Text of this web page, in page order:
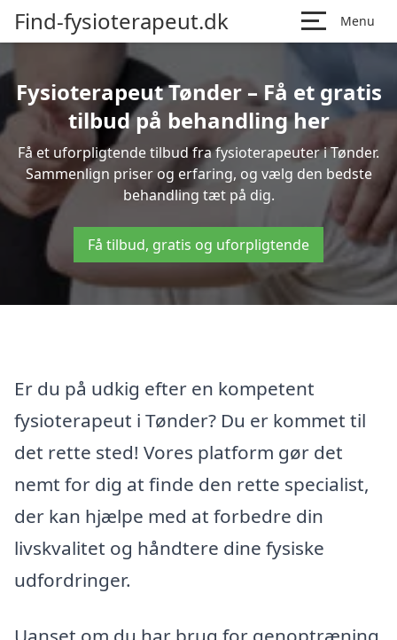
Find-fysioterapeut.dk Menu
Fysioterapeut Tønder – Få et gratis
tilbud på behandling her
Få et uforpligtende tilbud fra fysioterapeuter i Tønder.
Sammenlign priser og erfaring, og vælg den bedste
behandling tæt på dig.
Få tilbud, gratis og uforpligtende
Er du på udkig efter en kompetent
fysioterapeut i Tønder? Du er kommet til
det rette sted! Vores platform gør det
nemt for dig at finde den rette specialist,
der kan hjælpe med at forbedre din
livskvalitet og håndtere dine fysiske
udfordringer.